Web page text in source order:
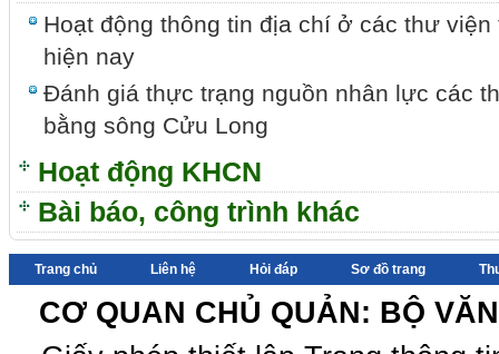
Hoạt động thông tin địa chí ở các thư
hiện nay
Đánh giá thực trạng nguồn nhân lực các
bằng sông Cửu Long
Hoạt động KHCN
Bài báo, công trình khác
Trang chủ Liên hệ Hỏi đáp Sơ đồ trang
CƠ QUAN CHỦ QUẢN: BỘ